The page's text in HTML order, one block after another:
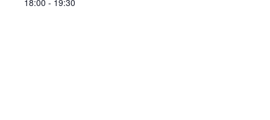
18:00 - 19:30